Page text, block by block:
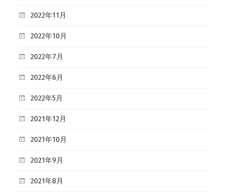
2022年11月
2022年10月
2022年7月
2022年6月
2022年5月
2021年12月
2021年10月
2021年9月
2021年8月